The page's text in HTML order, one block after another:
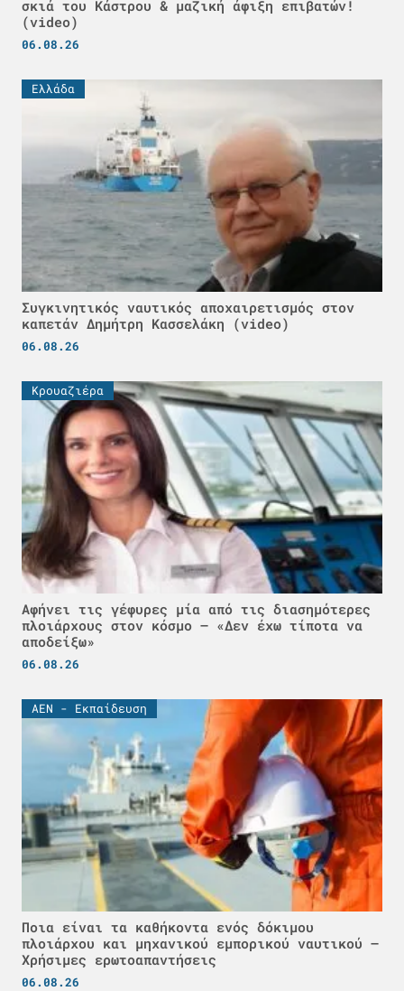
σκιά του Κάστρου & μαζική άφιξη επιβατών!
(video)
06.08.26
Ελλάδα
Συγκινητικός ναυτικός αποχαιρετισμός στον
καπετάν Δημήτρη Κασσελάκη (video)
06.08.26
Κρουαζιέρα
Αφήνει τις γέφυρες μία από τις διασημότερες
πλοιάρχους στον κόσμο – «Δεν έχω τίποτα να
αποδείξω»
06.08.26
ΑΕΝ - Εκπαίδευση
Ποια είναι τα καθήκοντα ενός δόκιμου
πλοιάρχου και μηχανικού εμπορικού ναυτικού –
Χρήσιμες ερωτοαπαντήσεις
06.08.26